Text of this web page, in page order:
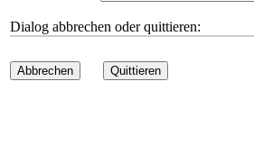
Dialog abbrechen oder quittieren:
Abbrechen Quittieren